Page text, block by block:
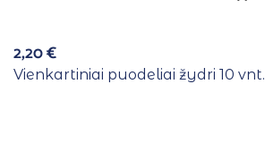
2,20€
Vienkartiniai puodeliai žydri 10 vnt.